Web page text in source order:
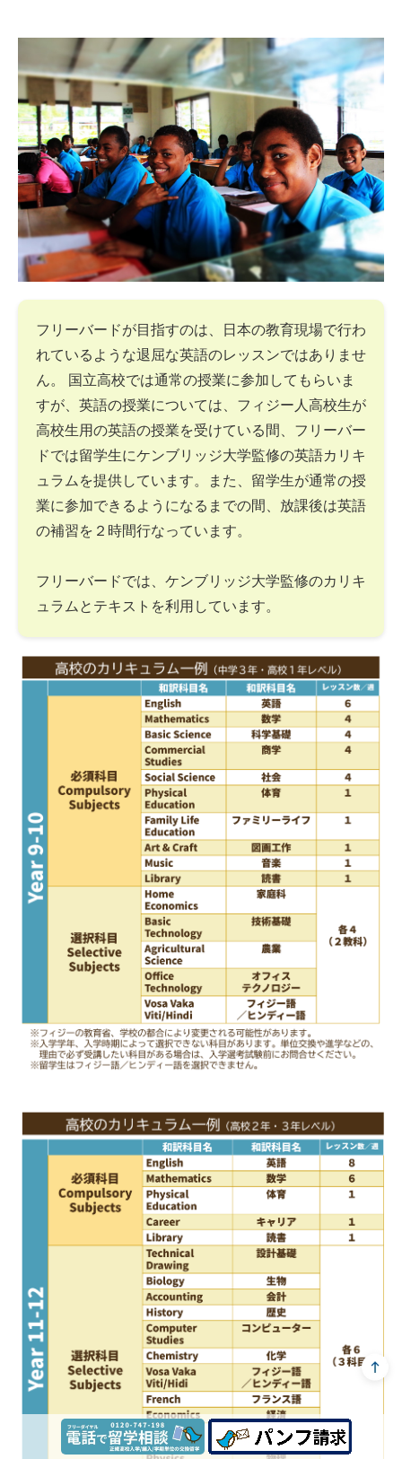
フリーバードが目指すのは、日本の教育現場で行わ
れているような退屈な英語のレッスンではありませ
ん。 国立高校では通常の授業に参加してもらいま
すが、英語の授業については、フィジー人高校生が
高校生用の英語の授業を受けている間、フリーバー
ドでは留学生にケンブリッジ大学監修の英語カリキ
ュラムを提供しています。また、留学生が通常の授
業に参加できるようになるまでの間、放課後は英語
の補習を２時間行なっています。
フリーバードでは、ケンブリッジ大学監修のカリキ
ュラムとテキストを利用しています。